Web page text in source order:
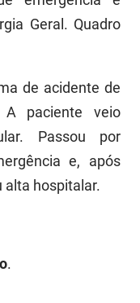
Geral. Quadro
de acidente de
A paciente veio
Passou por
e, após
alta hospitalar.
.